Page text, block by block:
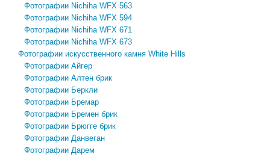
Фотографии Nichiha WFX 563
Фотографии Nichiha WFX 594
Фотографии Nichiha WFX 671
Фотографии Nichiha WFX 673
Фотографии искусственного камня White Hills
Фотографии Айгер
Фотографии Алтен брик
Фотографии Беркли
Фотографии Бремар
Фотографии Бремен брик
Фотографии Брюгге брик
Фотографии Данвеган
Фотографии Дарем